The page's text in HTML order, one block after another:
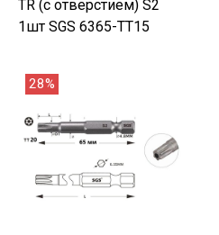
TR (с отверстием) S2
1шт SGS 6365-TT15
28%